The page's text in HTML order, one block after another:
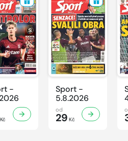
-
Kč
Sport -
5.8.2026
od
29 Kč